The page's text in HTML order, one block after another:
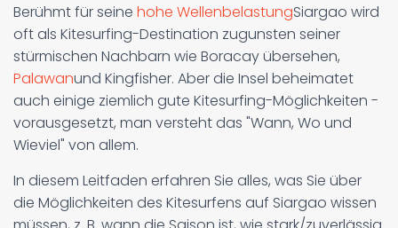
Berühmt für seine hohe WellenbelastungSiargao wird
oft als Kitesurfing-Destination zugunsten seiner
stürmischen Nachbarn wie Boracay übersehen,
Palawanund Kingfisher. Aber die Insel beheimatet
auch einige ziemlich gute Kitesurfing-Möglichkeiten -
vorausgesetzt, man versteht das "Wann, Wo und
Wieviel" von allem.
In diesem Leitfaden erfahren Sie alles, was Sie über
die Möglichkeiten des Kitesurfens auf Siargao wissen